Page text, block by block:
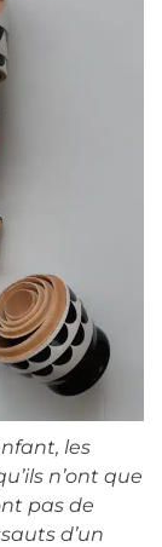
les
n’ont que
pas de
d’un